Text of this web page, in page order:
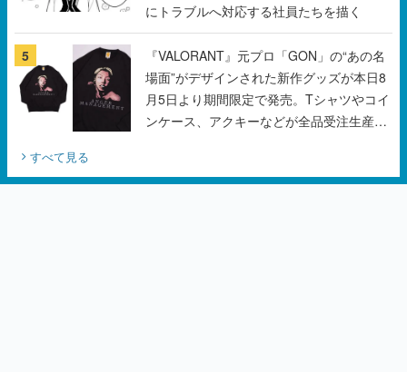
場面”がデザインされた新作グッズが本日8
月5日より期間限定で発売。Tシャツやコイ
ンケース、アクキーなどが全品受注生産で
登場、過去に発売したグッズの再販も
すべて見る